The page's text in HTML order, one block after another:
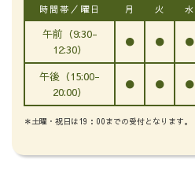
時間帯／曜日 月 火 水
午前（9:30-
12:30）
● ● ●
午後（15:00-
20:00）
● ● ●
＊土曜・祝日は19：00までの受付となります。